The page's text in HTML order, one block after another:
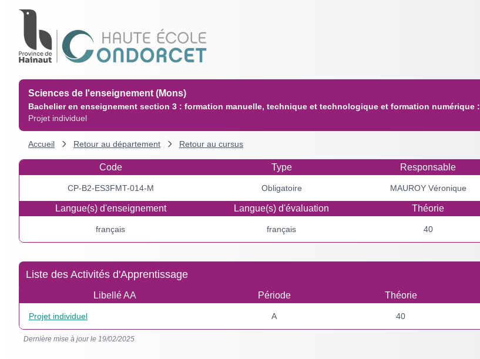
Sciences de l'enseignement (Mons)
Bachelier en enseignement section 3 : formation manuelle, technique et technologique et formation numérique :
Projet individuel
Accueil Retour au département Retour au cursus
Code Type Responsable
CP-B2-ES3FMT-014-M Obligatoire MAUROY Véronique
Langue(s) d'enseignement Langue(s) d'évaluation Théorie
français français 40
Liste des Activités d'Apprentissage
Libellé AA Période Théorie
Projet individuel A 40
Dernière mise à jour le 19/02/2025